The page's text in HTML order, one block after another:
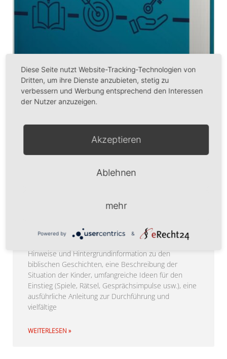
Mit Kindern die Bibel entdecken
„Mit Kindern die Bibel entdecken“ beinhaltet
Unterrichtsmaterial für Sonntagsschule,
Religionsunterricht. Es besteht aus vier Bänden mit
jeweils 52 Lektionen. Der Mitarbeiter findet wichtige
Hinweise und Hintergrundinformation zu den
biblischen Geschichten, eine Beschreibung der
Situation der Kinder, umfangreiche Ideen für den
Einstieg (Spiele, Rätsel, Gesprächsimpulse usw.), eine
ausführliche Anleitung zur Durchführung und
vielfältige
WEITERLESEN »
Diese Seite nutzt Website-Tracking-Technologien von
Dritten, um ihre Dienste anzubieten, stetig zu
verbessern und Werbung entsprechend den Interessen
der Nutzer anzuzeigen.
Akzeptieren
Ablehnen
mehr
Powered by &